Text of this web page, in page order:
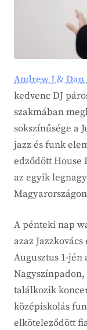
Andrew J & Dan
kedvenc DJ
szakmában
sokszínűsége a
jazz és funk
edződött House
az egyik
A pénteki nap
azaz
Augusztus 1-jén
találkozik
középiskolás
elköteleződött